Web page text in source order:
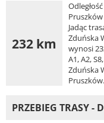
232 km
Jadąc
Zduńska
wynosi
A1, A2,
Zduńska
Pruszków.
PRZEBIEG TRASY -